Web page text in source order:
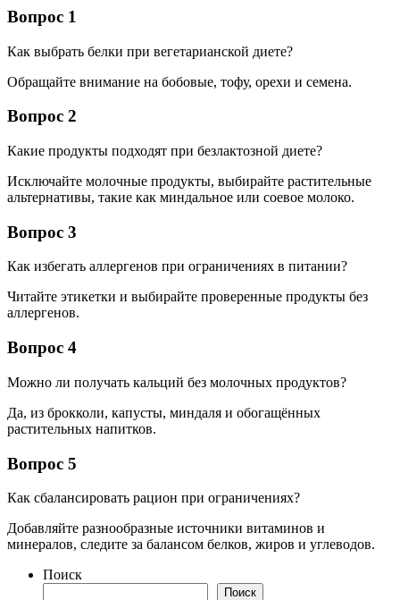
Вопрос 1
Как выбрать белки при вегетарианской диете?
Обращайте внимание на бобовые, тофу, орехи и семена.
Вопрос 2
Какие продукты подходят при безлактозной диете?
Исключайте молочные продукты, выбирайте растительные
альтернативы, такие как миндальное или соевое молоко.
Вопрос 3
Как избегать аллергенов при ограничениях в питании?
Читайте этикетки и выбирайте проверенные продукты без
аллергенов.
Вопрос 4
Можно ли получать кальций без молочных продуктов?
Да, из брокколи, капусты, миндаля и обогащённых
растительных напитков.
Вопрос 5
Как сбалансировать рацион при ограничениях?
Добавляйте разнообразные источники витаминов и
минералов, следите за балансом белков, жиров и углеводов.
Поиск
Поиск